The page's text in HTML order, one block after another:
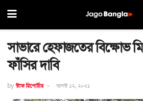
সাভারে হেফাজতের বিক্ষোভ
ফাঁসির দাবি
by স্টাফ রিপোর্টার আগস্ট ১২, ২০২১